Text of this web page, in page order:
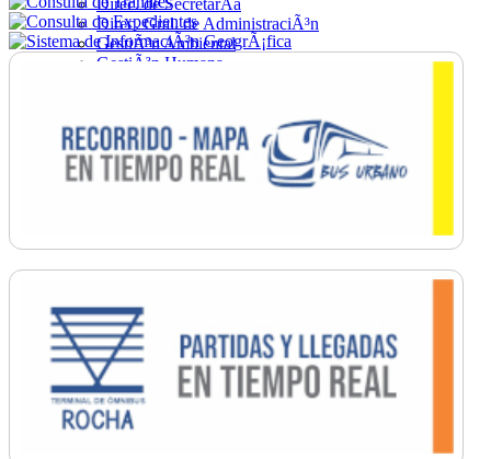
Direc. de SecretarÃ­a
Direc. Gral. de AdministraciÃ³n
GestiÃ³n Ambiental
GestiÃ³n Humana
Ordenamiento
PromociÃ³n Social
Salud
SecretarÃ­a General